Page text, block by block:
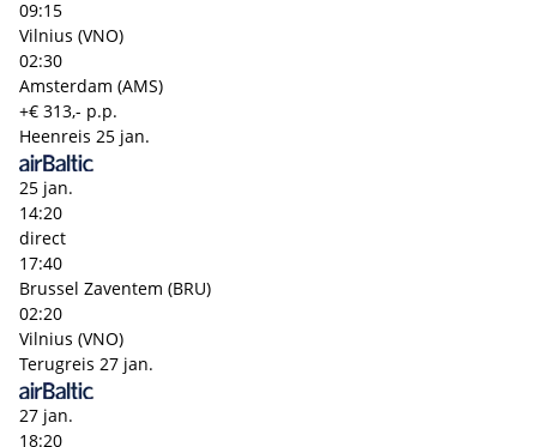
09:15
Vilnius (VNO)
02:30
Amsterdam (AMS)
+€ 313,- p.p.
Heenreis 25 jan.
25 jan.
14:20
direct
17:40
Brussel Zaventem (BRU)
02:20
Vilnius (VNO)
Terugreis 27 jan.
27 jan.
18:20